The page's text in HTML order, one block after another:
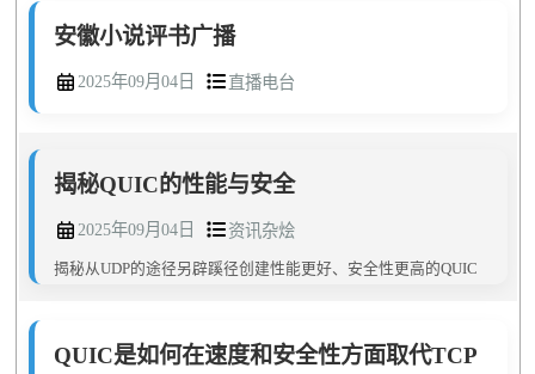
安徽小说评书广播
2025年09月04日 直播电台
揭秘QUIC的性能与安全
2025年09月04日 资讯杂烩
揭秘从UDP的途径另辟蹊径创建性能更好、安全性更高的QUIC
QUIC是如何在速度和安全性方面取代TCP